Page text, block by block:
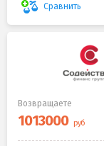
Сравнить
Возвращаете